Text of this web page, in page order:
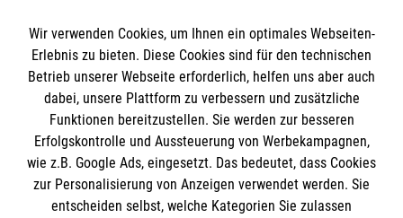
Empfänger: Malteser Hilfsdienst e.V.
IBAN: DE10 3706 0120 1201 2000 12
BIC: GENODED 1PA7
Wir verwenden Cookies, um Ihnen ein optimales Webseiten-
Erlebnis zu bieten. Diese Cookies sind für den technischen
Betrieb unserer Webseite erforderlich, helfen uns aber auch
dabei, unsere Plattform zu verbessern und zusätzliche
Funktionen bereitzustellen. Sie werden zur besseren
Erfolgskontrolle und Aussteuerung von Werbekampagnen,
wie z.B. Google Ads, eingesetzt. Das bedeutet, dass Cookies
zur Personalisierung von Anzeigen verwendet werden. Sie
entscheiden selbst, welche Kategorien Sie zulassen